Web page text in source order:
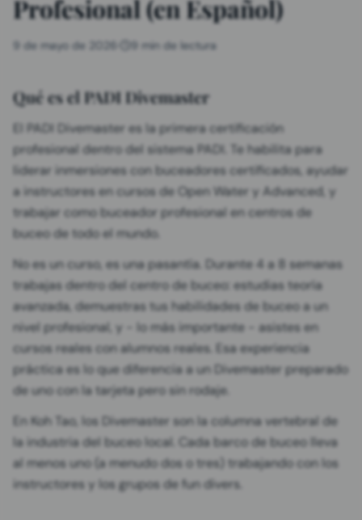
Profesional (en Español)
9 de mayo de 2026 9 min de lectura
Qué es el PADI Divemaster
El PADI Divemaster es la primera certificación
profesional dentro del sistema PADI. Te habilita para
liderar inmersiones con buceadores certificados, ayudar
a instructores en cursos de Open Water y Advanced, y
trabajar como buceador profesional en centros de
buceo de todo el mundo.
No es un curso, es una pasantía. Durante 4 a 8 semanas
trabajas dentro del centro de buceo: estudias teoría
avanzada, demuestras tus habilidades de buceo a un
nivel profesional, y - lo más importante - asistes en
cursos reales con alumnos reales. Esa experiencia
práctica es lo que diferencia a un Divemaster preparado
de uno con la tarjeta pero sin rodaje.
En Koh Tao, los Divemaster son la columna vertebral de
la industria del buceo local. Cada barco de buceo lleva
al menos uno (a menudo dos o tres) trabajando con los
instructores y los grupos de fun divers.